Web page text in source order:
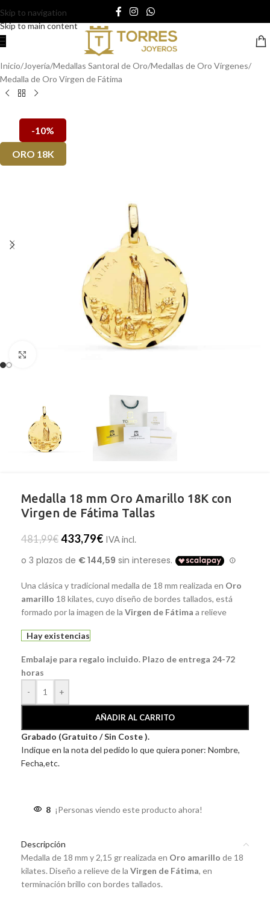
Skip to navigation
Skip to main content
Inicio/Joyería/Medallas Santoral de Oro/Medallas de Oro Vírgenes/
Medalla de Oro Virgen de Fátima
-10%
ORO 18K
Medalla 18 mm Oro Amarillo 18K con
Virgen de Fátima Tallas
481,99€ 433,79€ IVA incl.
Una clásica y tradicional medalla de 18 mm realizada en Oro
amarillo 18 kilates, cuyo diseño de bordes tallados, está
formado por la imagen de la Virgen de Fátima a relieve
Hay existencias
Embalaje para regalo incluido. Plazo de entrega 24-72
horas
-
+
AÑADIR AL CARRITO
Grabado (Gratuito / Sin Coste ).
Indique en la nota del pedido lo que quiera poner: Nombre,
Fecha,etc.
8 ¡Personas viendo este producto ahora!
Descripción
Medalla de 18 mm y 2,15 gr realizada en Oro amarillo de 18
kilates. Diseño a relieve de la Virgen de Fátima, en
terminación brillo con bordes tallados.